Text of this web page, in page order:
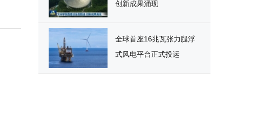
创新成果涌现
全球首座16兆瓦张力腿浮
式风电平台正式投运